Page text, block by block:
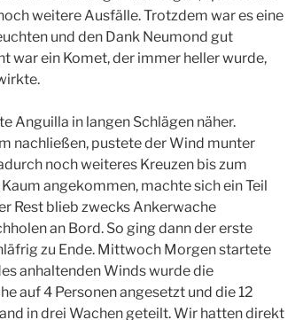
weitere Ausfälle. Trotzdem war es eine
und den Dank Neumond gut
war ein Komet, der immer heller wurde,
Anguilla in langen Schlägen näher.
nachließen, pustete der Wind munter
noch weiteres Kreuzen bis zum
angekommen, machte sich ein Teil
Rest blieb zwecks Ankerwache
an Bord. So ging dann der erste
zu Ende. Mittwoch Morgen startete
anhaltenden Winds wurde die
auf 4 Personen angesetzt und die 12
in drei Wachen geteilt. Wir hatten direkt